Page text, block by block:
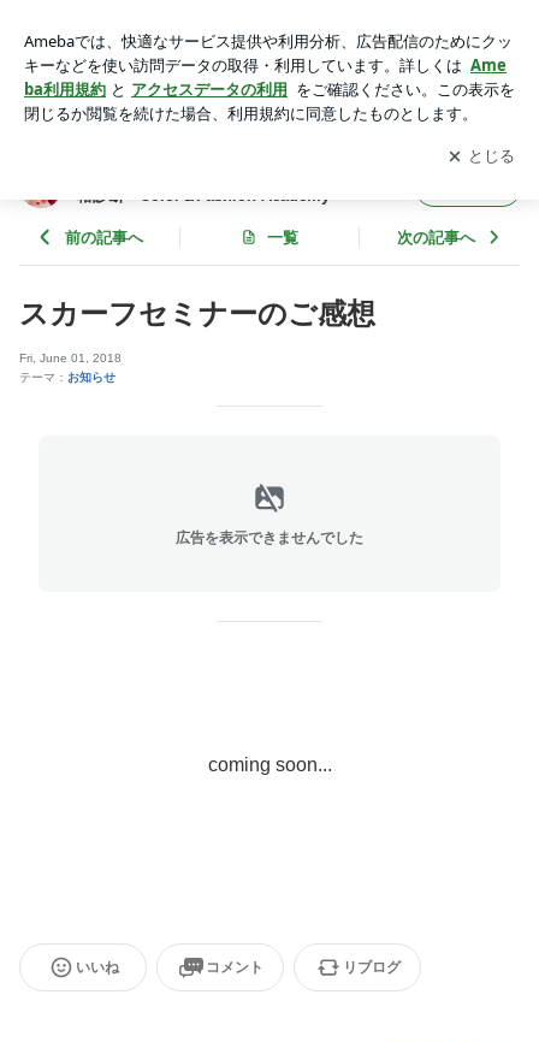
タイプ・骨格診断 Color＆Fashion Academy
アプリをダウンロードして ブログの更新通知
を受け取りまし
ょう。
開く
格診断 Color＆Fashion Academy
前の記事へ 一覧 次の記事へ
スカーフセミナーのご感想
Fri, June 01, 2018
テーマ： お知らせ
広告を表示できませんでした
coming soon...
いいね コメント リブログ